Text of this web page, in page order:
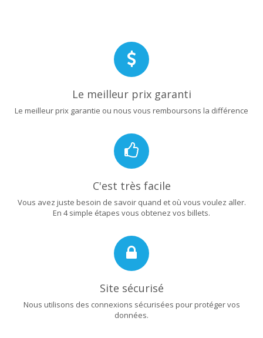
Le meilleur prix garanti
Le meilleur prix garantie ou nous vous remboursons la différence
C'est très facile
Vous avez juste besoin de savoir quand et où vous voulez aller.
En 4 simple étapes vous obtenez vos billets.
Site sécurisé
Nous utilisons des connexions sécurisées pour protéger vos
données.